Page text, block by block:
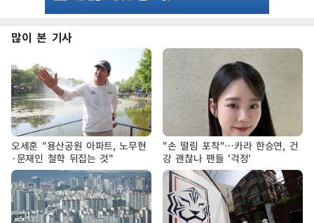
많이 본 기사
오세훈 "용산공원 아파트, 노무현
·문재인 철학 뒤집는 것"
"손 떨림 포착"…카라 한승연, 건
강 괜찮나 팬들 '걱정'